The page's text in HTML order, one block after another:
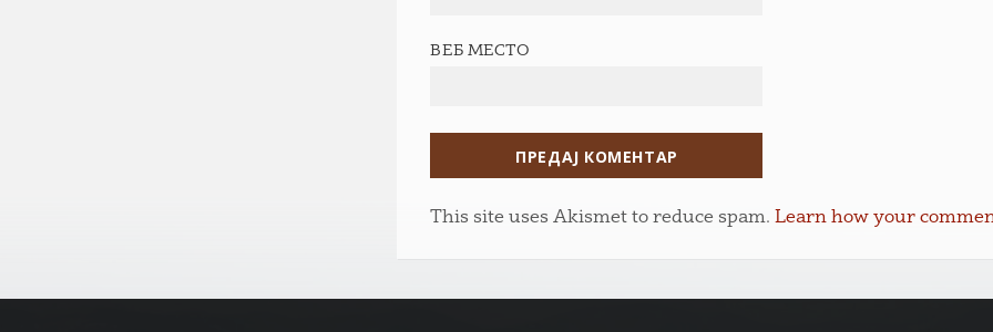
ВЕБ МЕСТО
This site uses Akismet to reduce spam.Learn how your